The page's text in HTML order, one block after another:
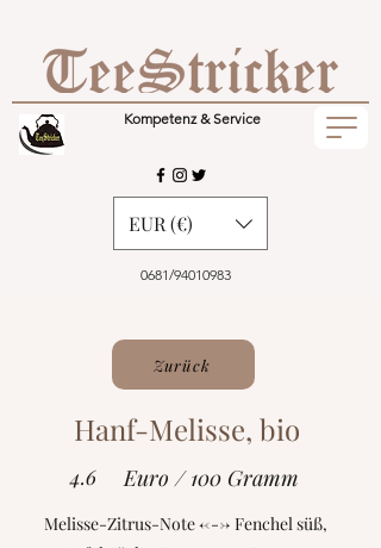
Kompetenz & Service
0681/94010983
EUR (€)
Zurück
Hanf-Melisse, bio
4.6 Euro / 100 Gramm
Melisse-Zitrus-Note <---> Fenchel süß,